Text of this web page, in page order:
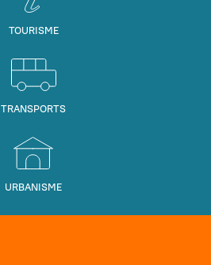
TOURISME
TRANSPORTS
URBANISME